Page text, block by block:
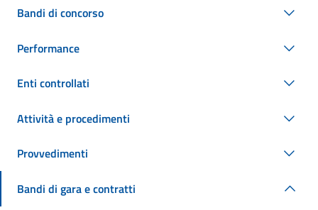
Bandi di concorso
Performance
Enti controllati
Attività e procedimenti
Provvedimenti
Bandi di gara e contratti